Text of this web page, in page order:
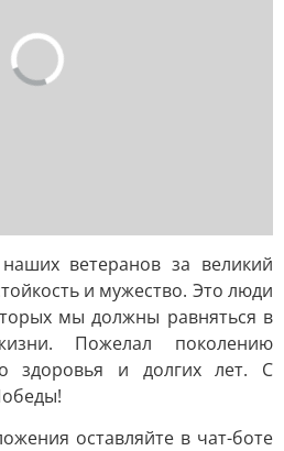
ветеранов за великий
и мужество. Это люди
мы должны равняться в
Пожелал поколению
здоровья и долгих лет. С
оставляйте в чат-боте